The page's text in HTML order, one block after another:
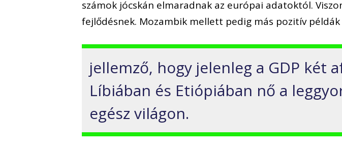
számok jócskán elmaradnak az európai adatoktól.
fejlődésnek. Mozambik mellett pedig más pozitív példák
jellemző, hogy jelenleg a GDP két
Líbiában és Etiópiában nő a
egész világon.